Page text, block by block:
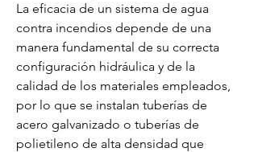
La eficacia de un sistema de agua
contra incendios depende de una
manera fundamental de su correcta
configuración hidráulica y de la
calidad de los materiales empleados,
por lo que se instalan tuberías de
acero galvanizado o tuberías de
polietileno de alta densidad que